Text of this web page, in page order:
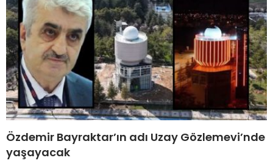
Özdemir Bayraktar’ın adı Uzay Gözlemevi’nde
yaşayacak